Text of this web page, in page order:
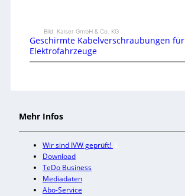
Bild: Kaiser GmbH & Co. KG
Geschirmte Kabelverschraubungen für
Elektrofahrzeuge
Mehr Infos
Wir sind IVW geprüft!
Download
TeDo Business
Mediadaten
Abo-Service